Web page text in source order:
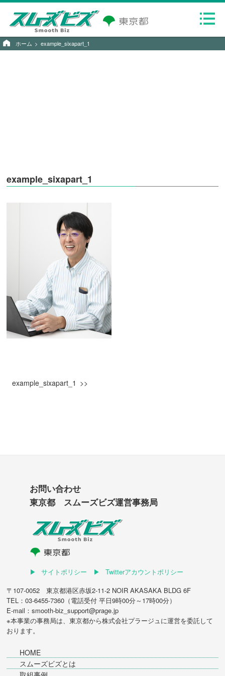
ホーム example_sixapart_1
example_sixapart_1
example_sixapart_1
お問い合わせ
東京都 スムーズビズ運営事務局
サイトポリシー
Twitterアカウントポリシー
〒107-0052 東京都港区赤坂2-11-2 NOIR AKASAKA BLDG 6F
TEL：03-6455-7360（電話受付 平日9時00分～17時00分）
E-mail：smooth-biz_support@prage.jp
※本事業の事務局は、東京都から株式会社プラージュに運営を委託して
おります。
HOME
スムーズビズとは